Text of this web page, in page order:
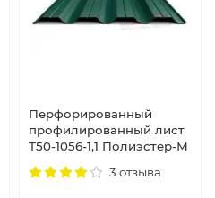
Перфорированный
профилированный лист
Т50-1056-1,1 Полиэстер-М
3 отзыва